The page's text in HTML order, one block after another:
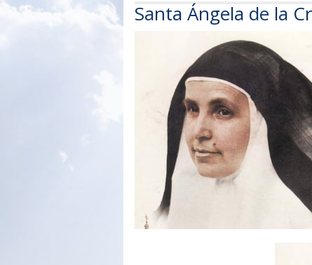
Santa Ángela de la